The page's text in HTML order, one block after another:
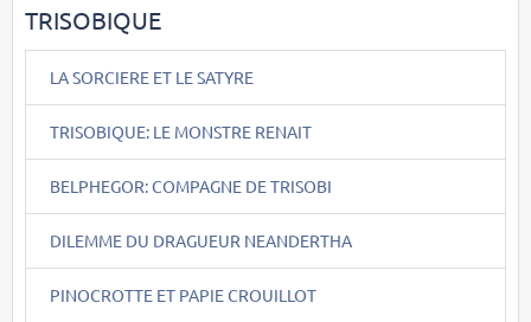
TRISOBIQUE
LA SORCIERE ET LE SATYRE
TRISOBIQUE: LE MONSTRE RENAIT
BELPHEGOR: COMPAGNE DE TRISOBI
DILEMME DU DRAGUEUR NEANDERTHA
PINOCROTTE ET PAPIE CROUILLOT